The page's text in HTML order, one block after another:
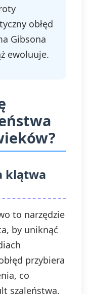
obłęd
Gibsona
ewoluuje.
klątwa
to narzędzie
by uniknąć
przybiera
co
szaleństwa.